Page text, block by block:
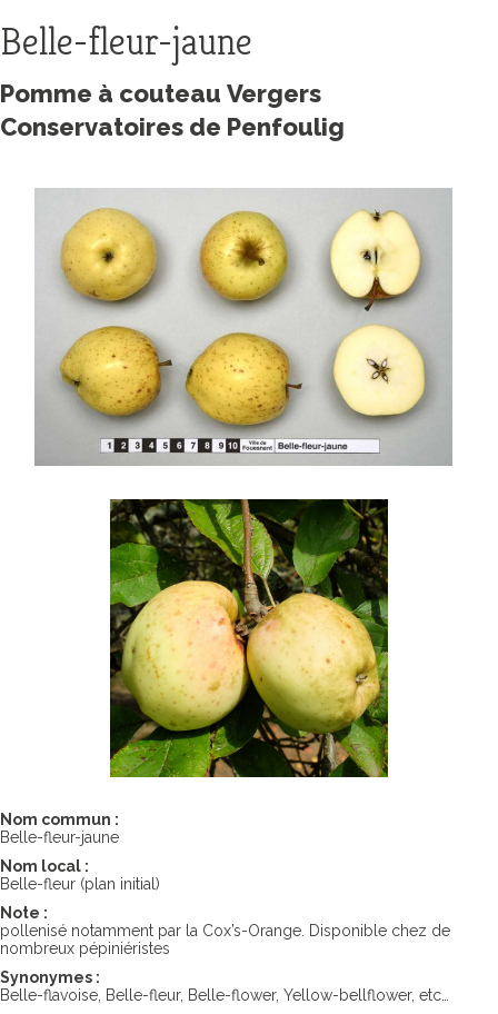
Belle-fleur-jaune
Pomme à couteau Vergers
Conservatoires de Penfoulig
Nom commun :
Belle-fleur-jaune
Nom local :
Belle-fleur (plan initial)
Note :
pollenisé notamment par la Cox’s-Orange. Disponible chez de
nombreux pépiniéristes
Synonymes :
Belle-flavoise, Belle-fleur, Belle-flower, Yellow-bellflower, etc…